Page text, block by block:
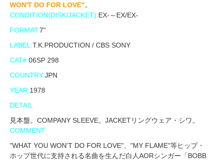
WON'T DO FOR LOVE"。
CONDITION(DISK/JACKET):EX-～EX/EX-
FORMAT:7"
LABEL:T.K.PRODUCTION / CBS SONY
CAT#:06SP 298
COUNTRY:JPN
YEAR:1978
DETAIL
見本盤。COMPANY SLEEVE。JACKETリングウェア・シワ。
COMMENT
"WHAT YOU WON'T DO FOR LOVE"、"MY FLAME"等ヒップ・
ホップ世代に支持される名曲を生んだ白人AORシンガー「BOBB